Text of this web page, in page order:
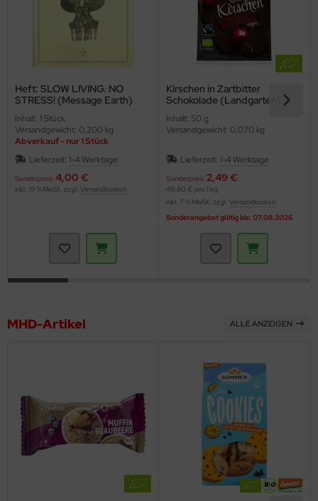
Heft: SLOW LIVING. NO
STRESS! (Message Earth)
Inhalt: 1 Stück
Versandgewicht: 0,200 kg
Abverkauf - nur 1 Stück
Lieferzeit: 1-4 Werktage
Sonderpreis 4,00 €
inkl. 19 % MwSt. zzgl. Versandkosten
Kirschen in Zartbitter
Schokolade (Landgarten)
Inhalt: 50 g
Versandgewicht: 0,070 kg
Lieferzeit: 1-4 Werktage
Sonderpreis 2,49 €
49,80 € pro 1 kg
inkl. 7 % MwSt. zzgl. Versandkosten
Sonderangebot gültig bis: 07.08.2026
MHD-Artikel ALLE ANZEIGEN